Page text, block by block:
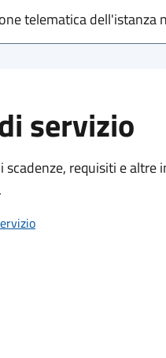
telematica dell'istanza
servizio
scadenze, requisiti e